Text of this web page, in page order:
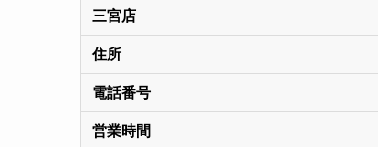
三宮店
住所
電話番号
営業時間